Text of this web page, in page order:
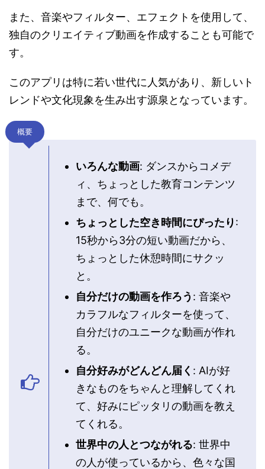
また、音楽やフィルター、エフェクトを使用して、
独自のクリエイティブ動画を作成することも可能で
す。
このアプリは特に若い世代に人気があり、新しいト
レンドや文化現象を生み出す源泉となっています。
概要
いろんな動画: ダンスからコメデ
ィ、ちょっとした教育コンテンツ
まで、何でも。
ちょっとした空き時間にぴったり:
15秒から3分の短い動画だから、
ちょっとした休憩時間にサクッ
と。
自分だけの動画を作ろう : 音楽や
カラフルなフィルターを使って、
自分だけのユニークな動画が作れ
る。
自分好みがどんどん届く : AIが好
きなものをちゃんと理解してくれ
て、好みにピッタリの動画を教え
てくれる。
世界中の人とつながれる: 世界中
の人が使っているから、色々な国